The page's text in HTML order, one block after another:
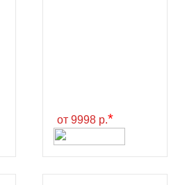
от 9998 р.*